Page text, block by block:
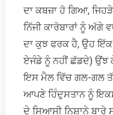
ਦਾ ਕਬਜ਼ਾ ਹੋ ਗਿਆ,
ਨਿੱਜੀ ਕਾਰੋਬਾਰਾਂ ਨੂੰ
ਦਾ ਕੁਝ ਫਰਕ ਹੈ, ਉਹ
ਏਜੰਡੇ ਨੂੰ ਨਹੀਂ ਛੱਡਦੇ) ਉਂਝ
ਇਸ ਮੈਲ ਵਿੱਚ ਗਲ-ਗਲ
ਆਪਣੇ ਹਿੰਦੁਸਤਾਨ ਨੂੰ
ਦੇ ਸਿਆਸੀ ਨਿਸ਼ਾਨੇ